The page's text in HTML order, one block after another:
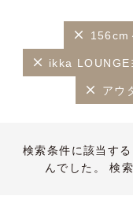
156cm
ikka LOUNGE
アウ
検索条件に該当す
んでした。 検